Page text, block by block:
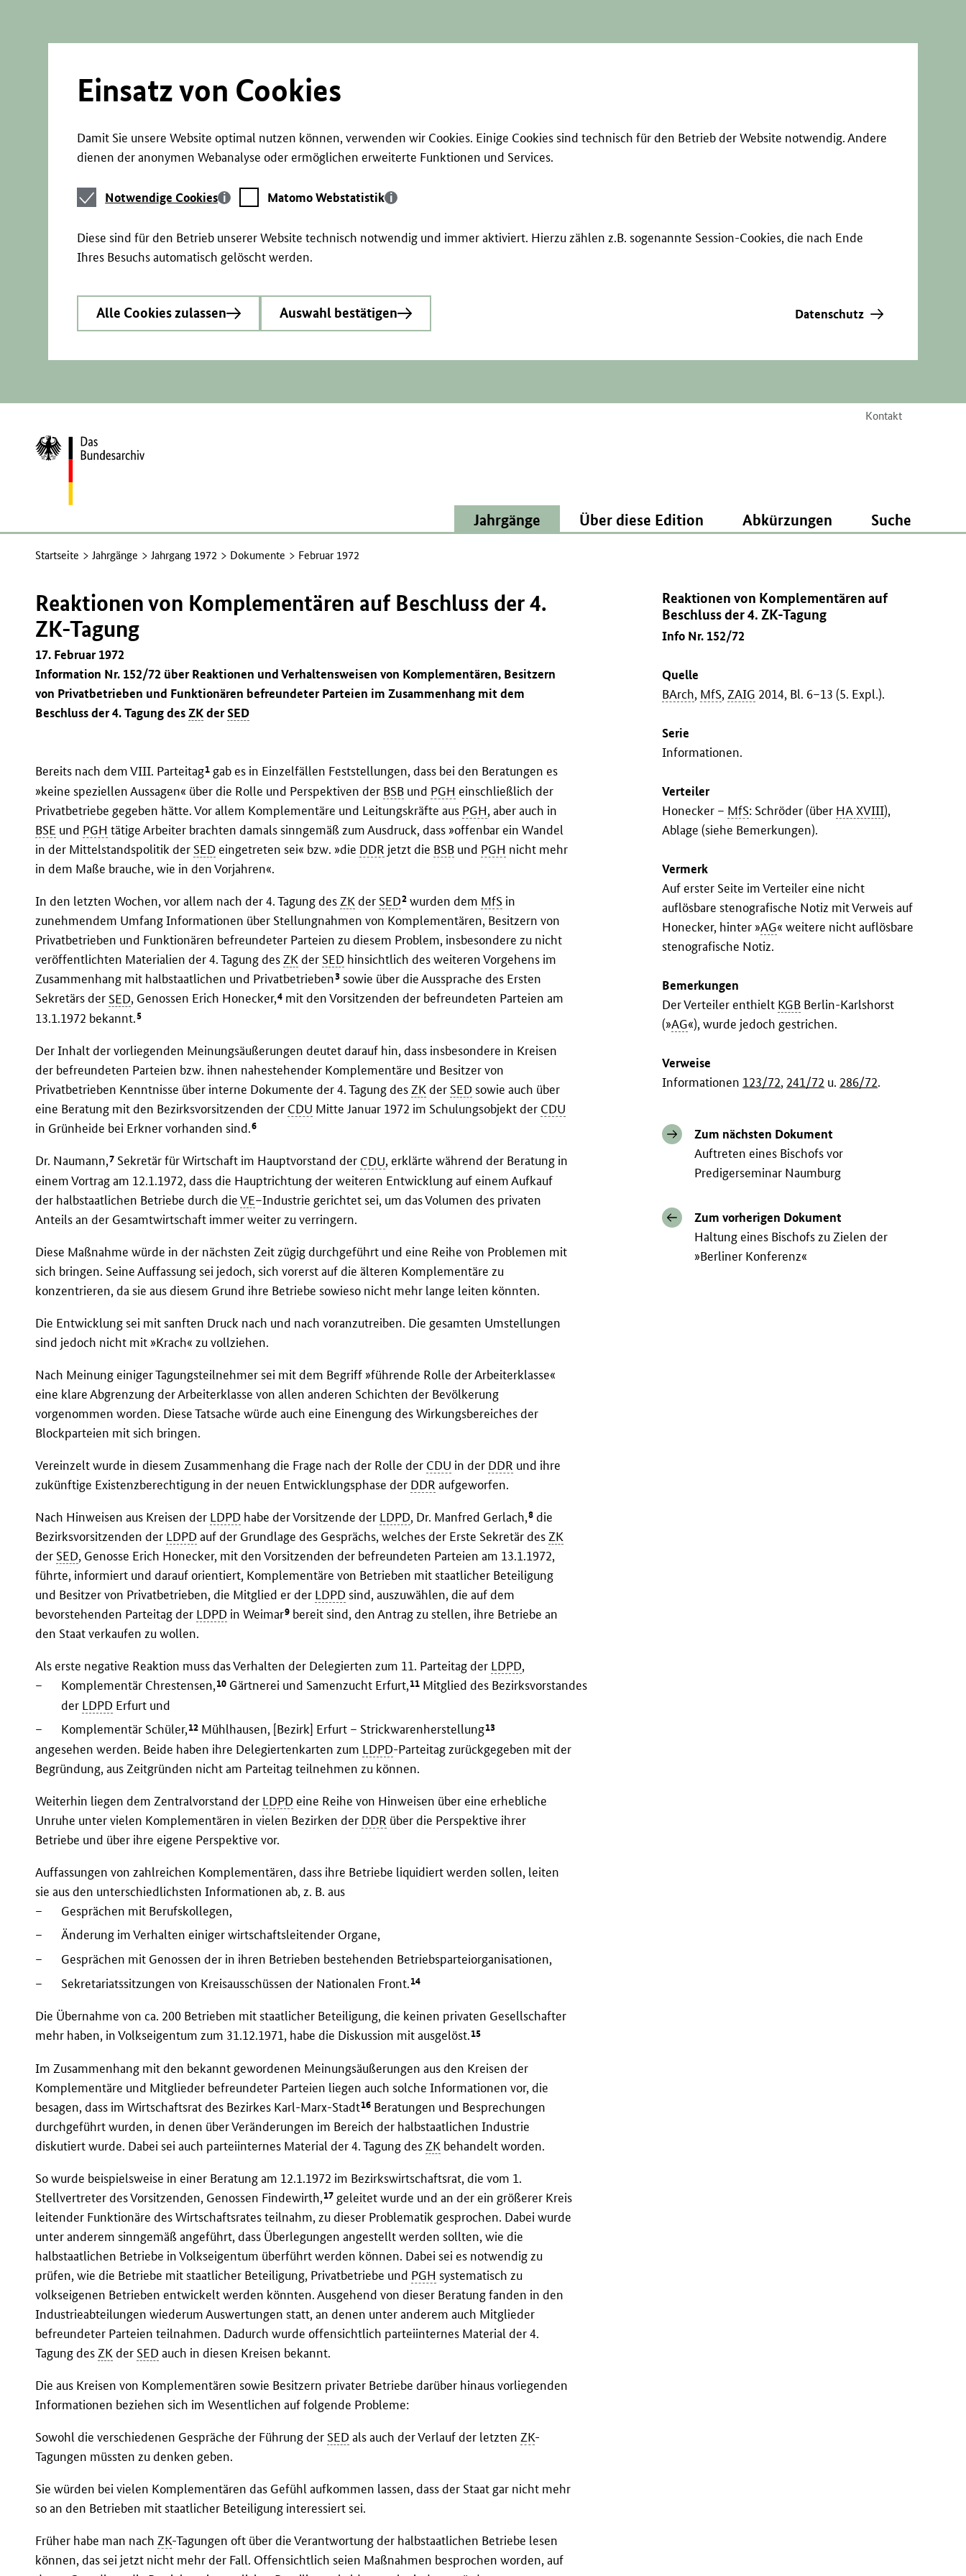
Einsatz von Cookies
Damit Sie unsere Website optimal nutzen können, verwenden wir Cookies. Einige Cookies sind technisch für den Betrieb der Website notwendig. Andere
dienen der anonymen Webanalyse oder ermöglichen erweiterte Funktionen und Services.
Notwendige
Cookies
Notwendige Cookies
Matomo
Webstatistik
Matomo Webstatistik
Diese sind für den Betrieb unserer Website technisch notwendig und immer aktiviert. Hierzu zählen z.B. sogenannte Session-Cookies, die nach Ende
Ihres Besuchs automatisch gelöscht werden.
Alle Cookies zulassen Auswahl bestätigen Datenschutz
Kontakt
Zur
Startseite
Jahrgänge Über diese Edition Abkürzungen Suche
Startseite Jahrgänge Jahrgang 1972 Dokumente Februar 1972
Reaktionen von Komplementären auf
Beschluss der 4. ZK-Tagung
Info Nr. 152/72
Quelle
BArch, MfS,ZAIG 2014, Bl. 6–13 (5. Expl.).
Serie
Informationen.
Verteiler
Honecker – MfS: Schröder (über HA XVIII),
Ablage (siehe Bemerkungen).
Vermerk
Auf erster Seite im Verteiler eine nicht
auflösbare stenografische Notiz mit Verweis auf
Honecker, hinter »AG« weitere nicht auflösbare
stenografische Notiz.
Bemerkungen
Der Verteiler enthielt KGB Berlin-Karlshorst
(»AG«), wurde jedoch gestrichen.
Verweise
Informationen 123/72, 241/72 u. 286/72.
Zum nächsten Dokument
Auftreten eines Bischofs vor
Predigerseminar Naumburg
Zum vorherigen Dokument
Haltung eines Bischofs zu Zielen der
»Berliner Konferenz«
Reaktionen von Komplementären auf Beschluss der 4.
ZK-Tagung
17. Februar 1972
Information Nr. 152/72 über Reaktionen und Verhaltensweisen von Komplementären, Besitzern
von Privatbetrieben und Funktionären befreundeter Parteien im Zusammenhang mit dem
Beschluss der 4. Tagung desZKderSED
Bereits nach dem VIII. Parteitag1 gab es in Einzelfällen Feststellungen, dass bei den Beratungen es
»keine speziellen Aussagen« über die Rolle und Perspektiven der BSB und PGH einschließlich der
Privatbetriebe gegeben hätte. Vor allem Komplementäre und Leitungskräfte aus PGH, aber auch in
BSE und PGH tätige Arbeiter brachten damals sinngemäß zum Ausdruck, dass »offenbar ein Wandel
in der Mittelstandspolitik der SED eingetreten sei« bzw. »die DDR jetzt die BSB und PGH nicht mehr
in dem Maße brauche, wie in den Vorjahren«.
In den letzten Wochen, vor allem nach der 4. Tagung des ZK der SED2 wurden dem MfS in
zunehmendem Umfang Informationen über Stellungnahmen von Komplementären, Besitzern von
Privatbetrieben und Funktionären befreundeter Parteien zu diesem Problem, insbesondere zu nicht
veröffentlichten Materialien der 4. Tagung des ZK der SED hinsichtlich des weiteren Vorgehens im
Zusammenhang mit halbstaatlichen und Privatbetrieben3 sowie über die Aussprache des Ersten
Sekretärs der SED, Genossen Erich Honecker,4 mit den Vorsitzenden der befreundeten Parteien am
13.1.1972 bekannt.5
Der Inhalt der vorliegenden Meinungsäußerungen deutet darauf hin, dass insbesondere in Kreisen
der befreundeten Parteien bzw. ihnen nahestehender Komplementäre und Besitzer von
Privatbetrieben Kenntnisse über interne Dokumente der 4. Tagung des ZK der SED sowie auch über
eine Beratung mit den Bezirksvorsitzenden der CDU Mitte Januar 1972 im Schulungsobjekt der CDU
in Grünheide bei Erkner vorhanden sind.6
Dr. Naumann,7 Sekretär für Wirtschaft im Hauptvorstand der CDU, erklärte während der Beratung in
einem Vortrag am 12.1.1972, dass die Hauptrichtung der weiteren Entwicklung auf einem Aufkauf
der halbstaatlichen Betriebe durch dieVE–Industrie gerichtet sei, um das Volumen des privaten
Anteils an der Gesamtwirtschaft immer weiter zu verringern.
Diese Maßnahme würde in der nächsten Zeit zügig durchgeführt und eine Reihe von Problemen mit
sich bringen. Seine Auffassung sei jedoch, sich vorerst auf die älteren Komplementäre zu
konzentrieren, da sie aus diesem Grund ihre Betriebe sowieso nicht mehr lange leiten könnten.
Die Entwicklung sei mit sanften Druck nach und nach voranzutreiben. Die gesamten Umstellungen
sind jedoch nicht mit »Krach« zu vollziehen.
Nach Meinung einiger Tagungsteilnehmer sei mit dem Begriff »führende Rolle der Arbeiterklasse«
eine klare Abgrenzung der Arbeiterklasse von allen anderen Schichten der Bevölkerung
vorgenommen worden. Diese Tatsache würde auch eine Einengung des Wirkungsbereiches der
Blockparteien mit sich bringen.
Vereinzelt wurde in diesem Zusammenhang die Frage nach der Rolle der CDU in der DDR und ihre
zukünftige Existenzberechtigung in der neuen Entwicklungsphase der DDR aufgeworfen.
Nach Hinweisen aus Kreisen der LDPD habe der Vorsitzende der LDPD, Dr. Manfred Gerlach,8 die
Bezirksvorsitzenden der LDPD auf der Grundlage des Gesprächs, welches der Erste Sekretär des ZK
der SED, Genosse Erich Honecker, mit den Vorsitzenden der befreundeten Parteien am 13.1.1972,
führte, informiert und darauf orientiert, Komplementäre von Betrieben mit staatlicher Beteiligung
und Besitzer von Privatbetrieben, die Mitglied er der LDPD sind, auszuwählen, die auf dem
bevorstehenden Parteitag der LDPD in Weimar9 bereit sind, den Antrag zu stellen, ihre Betriebe an
den Staat verkaufen zu wollen.
Als erste negative Reaktion muss das Verhalten der Delegierten zum 11. Parteitag der LDPD,
–
Komplementär Chrestensen,10 Gärtnerei und Samenzucht Erfurt,11 Mitglied des Bezirksvorstandes
der LDPD Erfurt und
–
Komplementär Schüler,12 Mühlhausen, [Bezirk] Erfurt – Strickwarenherstellung13
angesehen werden. Beide haben ihre Delegiertenkarten zum LDPD-Parteitag zurückgegeben mit der
Begründung, aus Zeitgründen nicht am Parteitag teilnehmen zu können.
Weiterhin liegen dem Zentralvorstand der LDPD eine Reihe von Hinweisen über eine erhebliche
Unruhe unter vielen Komplementären in vielen Bezirken der DDR über die Perspektive ihrer
Betriebe und über ihre eigene Perspektive vor.
Auffassungen von zahlreichen Komplementären, dass ihre Betriebe liquidiert werden sollen, leiten
sie aus den unterschiedlichsten Informationen ab, z. B. aus
–
Gesprächen mit Berufskollegen,
–
Änderung im Verhalten einiger wirtschaftsleitender Organe,
–
Gesprächen mit Genossen der in ihren Betrieben bestehenden Betriebsparteiorganisationen,
–
Sekretariatssitzungen von Kreisausschüssen der Nationalen Front.14
Die Übernahme von ca. 200 Betrieben mit staatlicher Beteiligung, die keinen privaten Gesellschafter
mehr haben, in Volkseigentum zum 31.12.1971, habe die Diskussion mit ausgelöst.15
Im Zusammenhang mit den bekannt gewordenen Meinungsäußerungen aus den Kreisen der
Komplementäre und Mitglieder befreundeter Parteien liegen auch solche Informationen vor, die
besagen, dass im Wirtschaftsrat des Bezirkes Karl-Marx-Stadt16 Beratungen und Besprechungen
durchgeführt wurden, in denen über Veränderungen im Bereich der halbstaatlichen Industrie
diskutiert wurde. Dabei sei auch parteiinternes Material der 4. Tagung des ZK behandelt worden.
So wurde beispielsweise in einer Beratung am 12.1.1972 im Bezirkswirtschaftsrat, die vom 1.
Stellvertreter des Vorsitzenden, Genossen Findewirth,17 geleitet wurde und an der ein größerer Kreis
leitender Funktionäre des Wirtschaftsrates teilnahm, zu dieser Problematik gesprochen. Dabei wurde
unter anderem sinngemäß angeführt, dass Überlegungen angestellt werden sollten, wie die
halbstaatlichen Betriebe in Volkseigentum überführt werden können. Dabei sei es notwendig zu
prüfen, wie die Betriebe mit staatlicher Beteiligung, Privatbetriebe und PGH systematisch zu
volkseigenen Betrieben entwickelt werden könnten. Ausgehend von dieser Beratung fanden in den
Industrieabteilungen wiederum Auswertungen statt, an denen unter anderem auch Mitglieder
befreundeter Parteien teilnahmen. Dadurch wurde offensichtlich parteiinternes Material der 4.
Tagung desZKder SED auch in diesen Kreisen bekannt.
Die aus Kreisen von Komplementären sowie Besitzern privater Betriebe darüber hinaus vorliegenden
Informationen beziehen sich im Wesentlichen auf folgende Probleme:
Sowohl die verschiedenen Gespräche der Führung der SED als auch der Verlauf der letztenZK-
Tagungen müssten zu denken geben.
Sie würden bei vielen Komplementären das Gefühl aufkommen lassen, dass der Staat gar nicht mehr
so an den Betrieben mit staatlicher Beteiligung interessiert sei.
Früher habe man nachZK-Tagungen oft über die Verantwortung der halbstaatlichen Betriebe lesen
können, das sei jetzt nicht mehr der Fall. Offensichtlich seien Maßnahmen besprochen worden, auf